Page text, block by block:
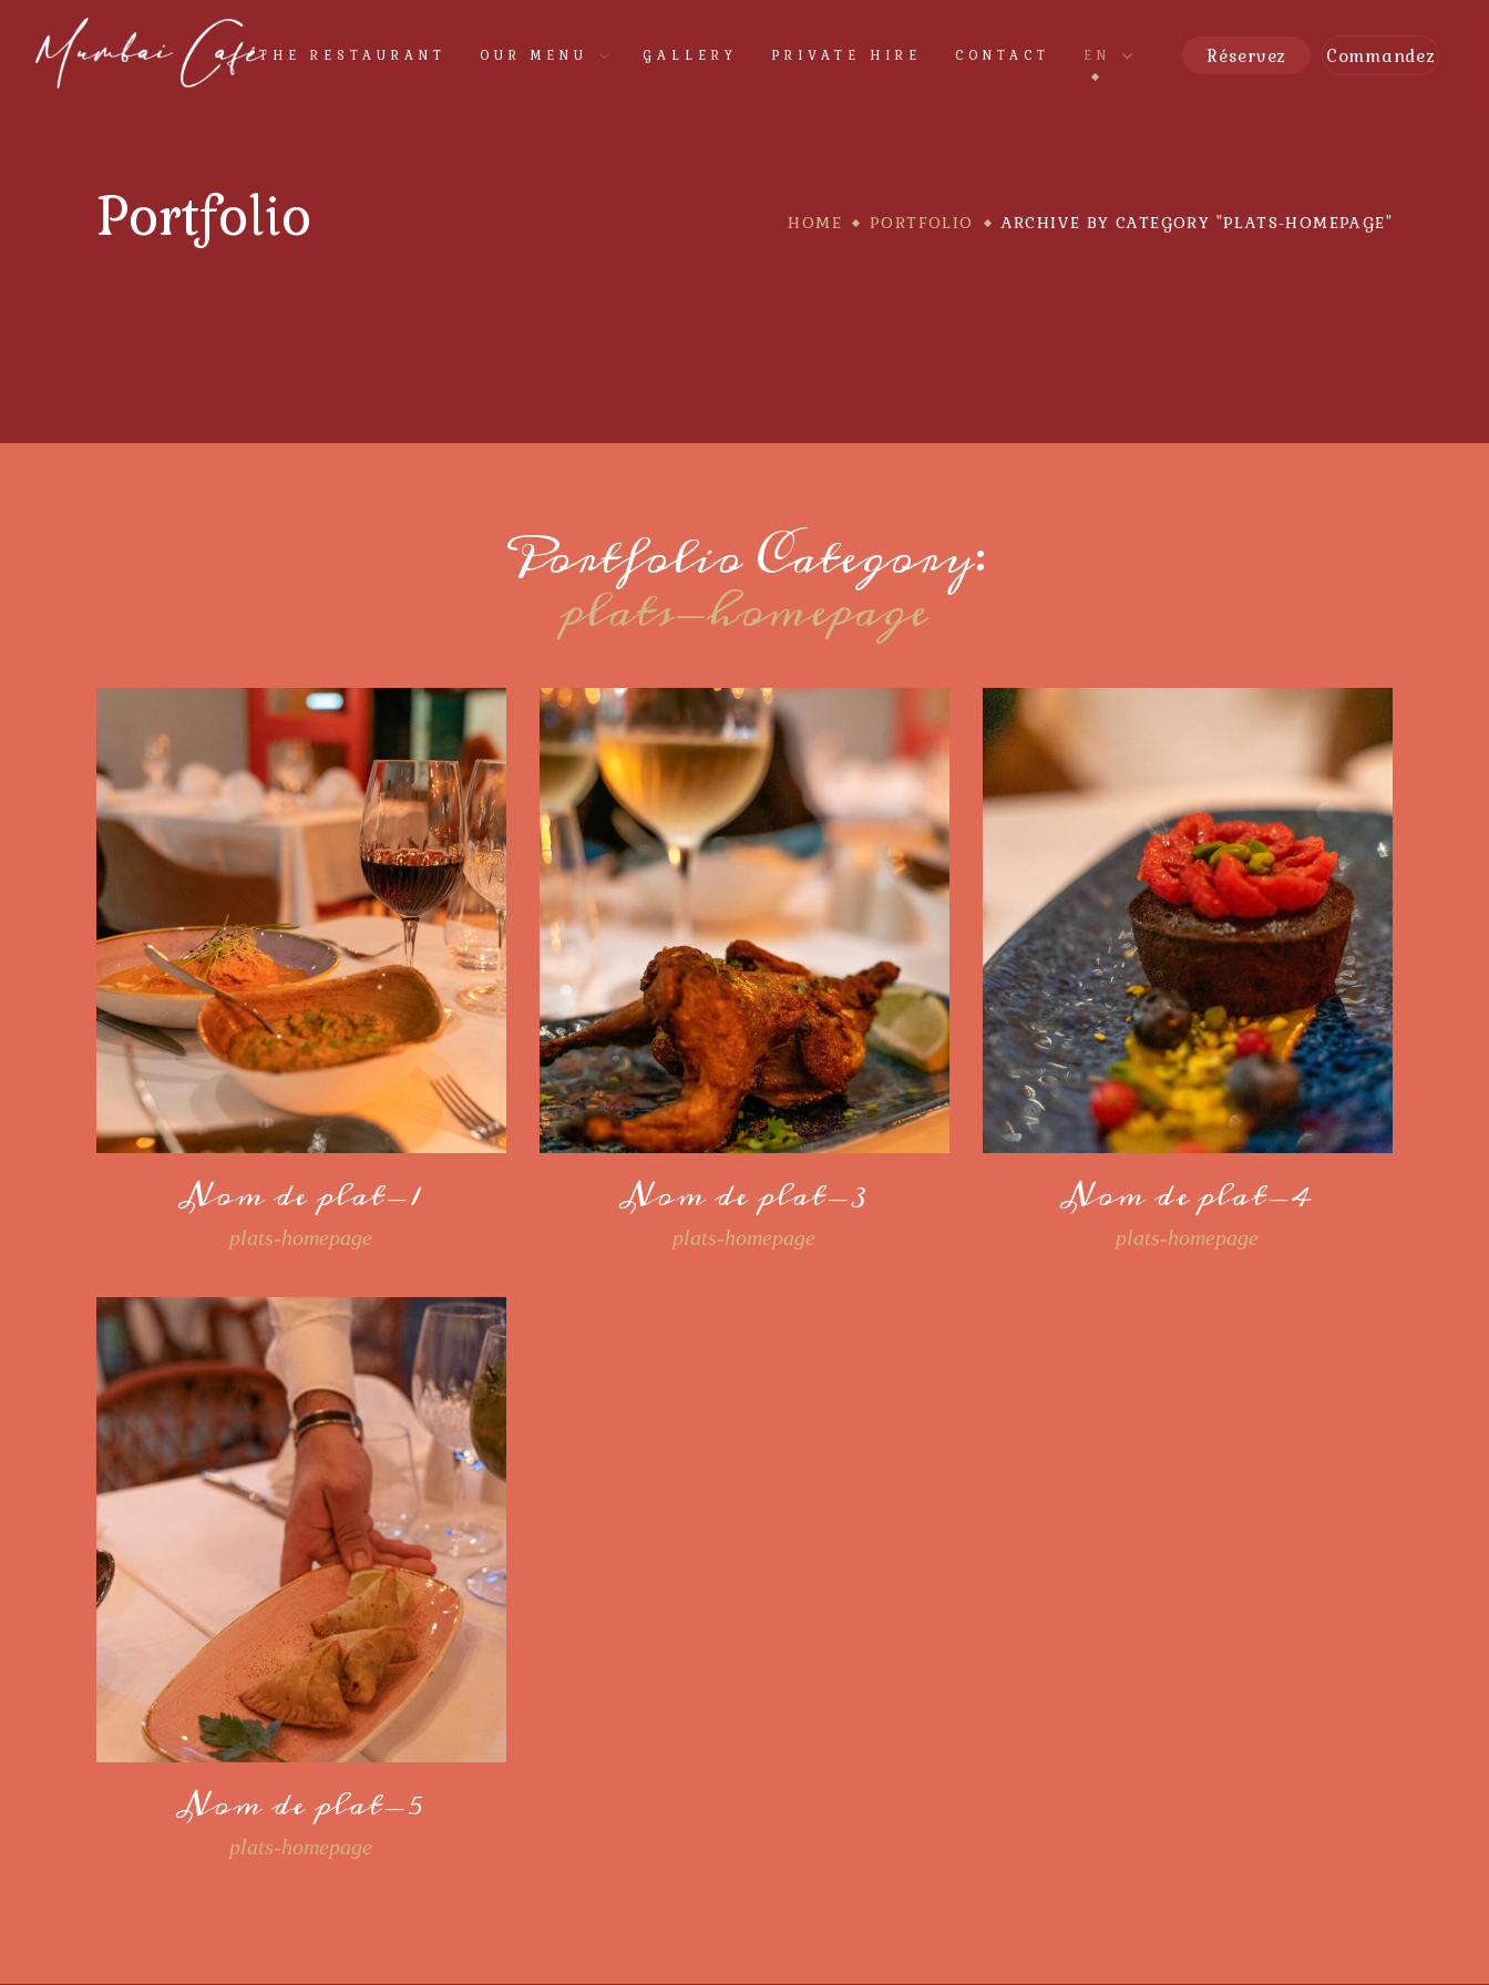
THE RESTAURANT OUR MENU GALLERY PRIVATE HIRE CONTACT EN Réservez Commandez
Portfolio HOME PORTFOLIO ARCHIVE BY CATEGORY "PLATS-HOMEPAGE"
Portfolio Category:
plats-homepage
Nom de plat-1
plats-homepage
Nom de plat-3
plats-homepage
Nom de plat-4
plats-homepage
Nom de plat-5
plats-homepage